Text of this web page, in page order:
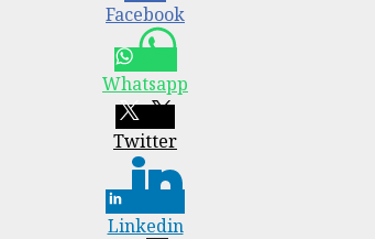
Facebook
Whatsapp
Twitter
Linkedin